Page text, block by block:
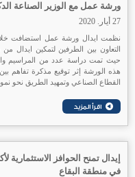
ورشة عمل مع الوزير الصناعة
27 أيار. 2020
نظمت ايدال ورشة عمل استضافت
التعاون بين الطرفين لتمكين ايدال
حيث تمت دراسة عدد من المراسيم
هذه الورشة إثر توقيع مذكرة تفاهم
القطاع الصناعي وتمهيد الطريق نحو
إيدال تمنح الحوافز
في منطقة البقاع